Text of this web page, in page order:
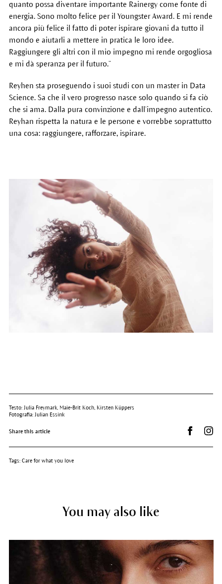
quanto possa diventare importante Rainergy come fonte di
energia. Sono molto felice per il Youngster Award. E mi rende
ancora più felice il fatto di poter ispirare giovani da tutto il
mondo e aiutarli a mettere in pratica le loro idee.
Raggiungere gli altri con il mio impegno mi rende orgogliosa
e mi dà speranza per il futuro.”
Reyhen sta proseguendo i suoi studi con un master in Data
Science. Sa che il vero progresso nasce solo quando si fa ciò
che si ama. Dalla pura convinzione e dall’impegno autentico.
Reyhan rispetta la natura e le persone e vorrebbe soprattutto
una cosa: raggiungere, rafforzare, ispirare.
Testo: Julia Freymark, Maie-Brit Koch, Kirsten Küppers
Fotografia: Julian Essink
Share this article Condividi
Tags: Care for what you love
You may also like